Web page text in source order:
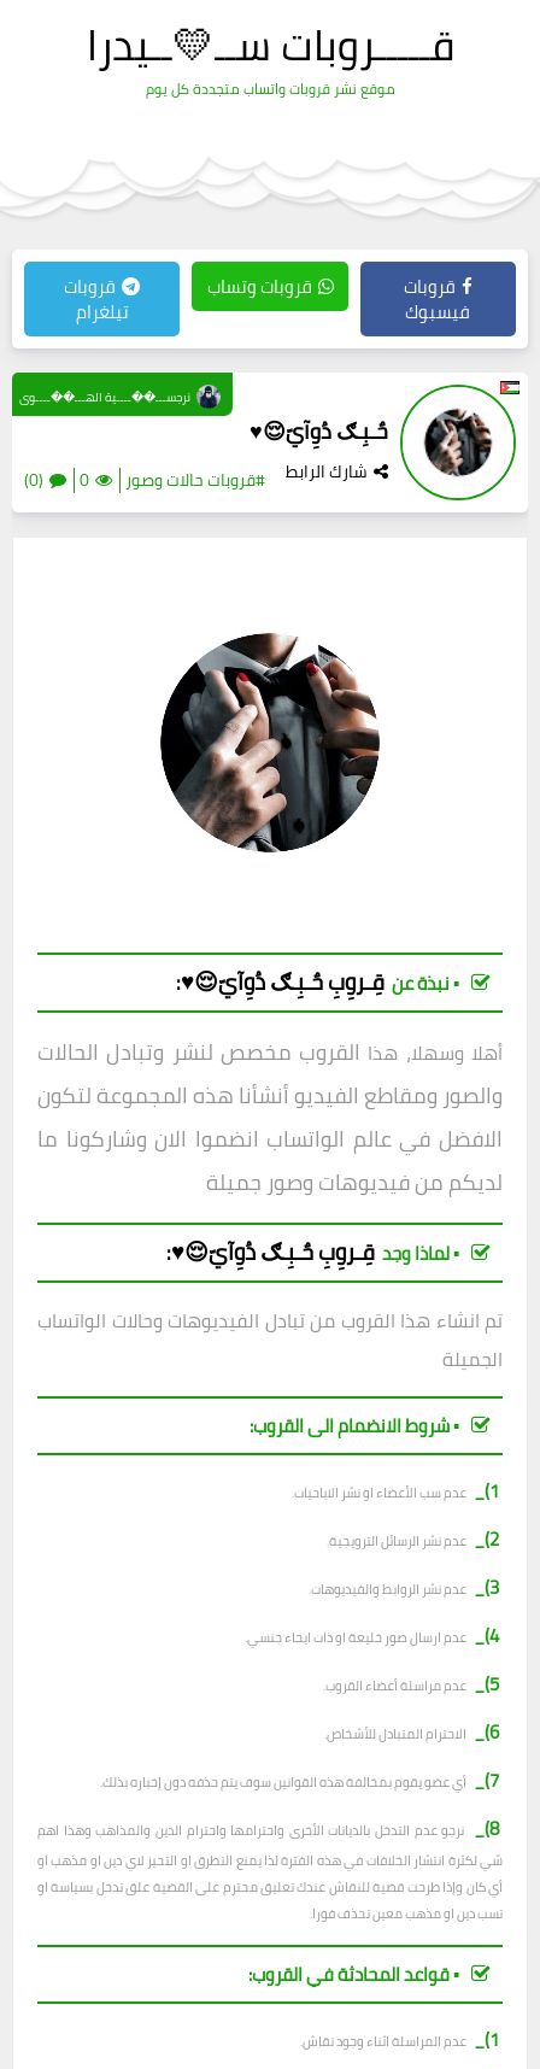
قـــــروبات ســ💛ــيدرا
موقع نشر قروبات واتساب متجددة كل يوم
قروبات
فيسبوك
قروبات وتساب قروبات
تيلغرام
حٌـبِـګ دُوِآيّ😌♥️
شارك الرابط #قروبات حالات وصور 0
(0)
نرجســـ��ــــية الهـــ��ــــوى
▪︎ نبذة عن قِـروِبِحٌـبِـګ دُوِآيّ😌♥️:
أهلا وسهلا، هذا القروب مخصص لنشر وتبادل الحالات
والصور ومقاطع الفيديو أنشأنا هذه المجموعة لتكون
الافضل في عالم الواتساب انضموا الان وشاركونا ما
لديكم من فيديوهات وصور جميلة
▪︎ لماذا وجد قِـروِبِحٌـبِـګ دُوِآيّ😌♥️:
تم انشاء هذا القروب من تبادل الفيديوهات وحالات الواتساب
الجميلة
▪︎ شروط الانضمام الى القروب:
1)_
عدم سب الأعضاء او نشر الاباحيات.
2)_ عدم نشر الرسائل الترويجية.
3)_ عدم نشر الروابط والفيديوهات.
4)_ عدم ارسال صور خليعة او ذات ايحاء جنسي.
5)_ عدم مراسلة أعضاء القروب.
6)_ الاحترام المتبادل للأشخاص.
7)_ أي عضو يقوم بمخالفة هذه القوانين سوف يتم حذفه دون إخباره بذلك.
8)_
نرجو عدم التدخل بالديانات الأخرى واحترامها واحترام الدين والمذاهب وهذا اهم
شي لكثرة انتشار الخلافات في هذه الفترة لذا يمنع التطرق او التحيز لاي دين او مذهب او
أي كان وإذا طرحت قضية للنقاش عندك تعليق محترم على القضية علق تدخل بسياسة او
تسب دين او مذهب معين تحذف فورا.
▪︎ قواعد المحادثة في القروب:
1)_
عدم المراسلة اثناء وجود نقاش.